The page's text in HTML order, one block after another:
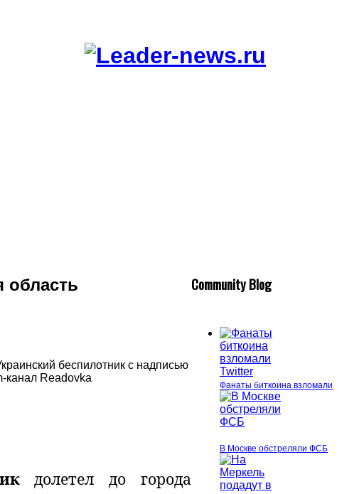
область
беспилотник с надписью
канал Readovka
долетел до города
Community Blog
Фанаты биткоина взломали
В Москве обстреляли ФСБ